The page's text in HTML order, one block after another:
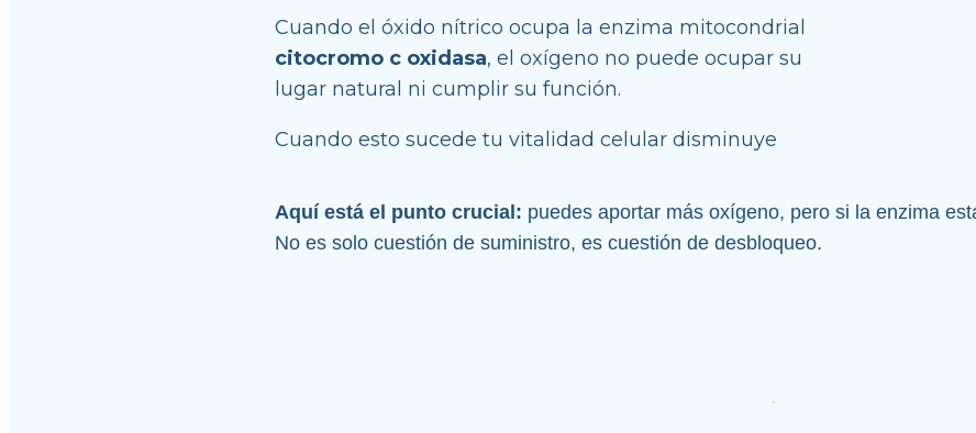
citocromo c oxidasa, el oxígeno no puede ocupar su
lugar natural ni cumplir su función.
Cuando esto sucede tu vitalidad celular disminuye
Aquí está el punto crucial: puedes aportar más oxígeno, pero si la enzima
No es solo cuestión de suministro, es cuestión de desbloqueo.